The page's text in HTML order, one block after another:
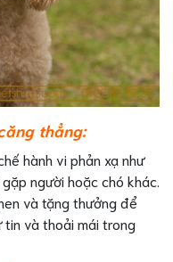
thẳng:
hành vi phản xạ như
người hoặc chó khác.
và tặng thưởng để
tin và thoải mái trong